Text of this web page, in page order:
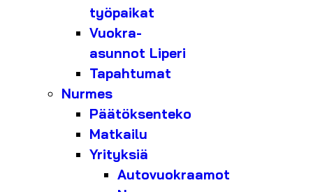
työpaikat
Vuokra-
asunnot Liperi
Tapahtumat
Nurmes
Päätöksenteko
Matkailu
Yrityksiä
Autovuokraamot